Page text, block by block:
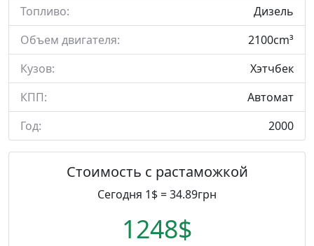
Топливо:
Дизель
Объем двигателя:
2100cm³
Кузов:
Хэтчбек
КПП:
Автомат
Год:
2000
Стоимость с растаможкой
Сегодня 1$ = 34.89грн
1248$